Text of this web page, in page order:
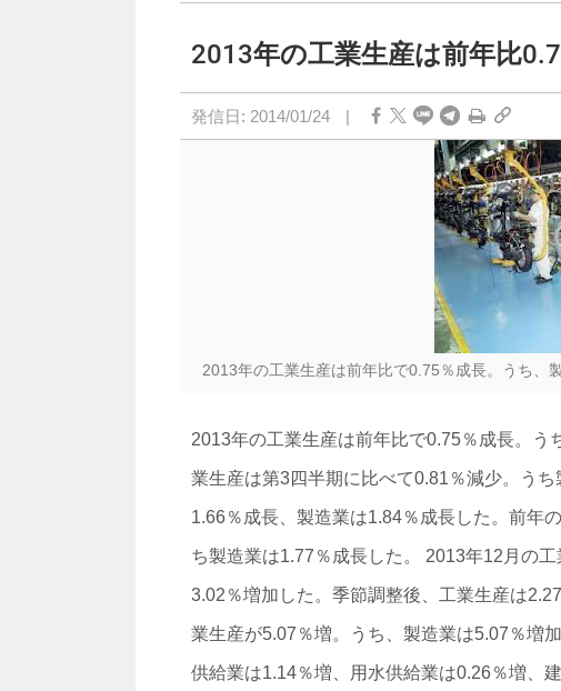
2013年の工業生産は前年比
発信日: 2014/01/24 |
2013年の工業生産は前年比で0.75％成長。うち、
2013年の工業生産は前年比で0.75％成長。う
業生産は第3四半期に比べて0.81％減少。う
1.66％成長、製造業は1.84％成長した。前年
ち製造業は1.77％成長した。 2013年12月の
3.02％増加した。季節調整後、工業生産は
業生産が5.07％増。うち、製造業は5.07％増
供給業は1.14％増、用水供給業は0.26％増、